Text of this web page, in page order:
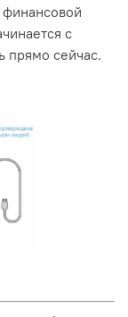
с
прямо сейчас.